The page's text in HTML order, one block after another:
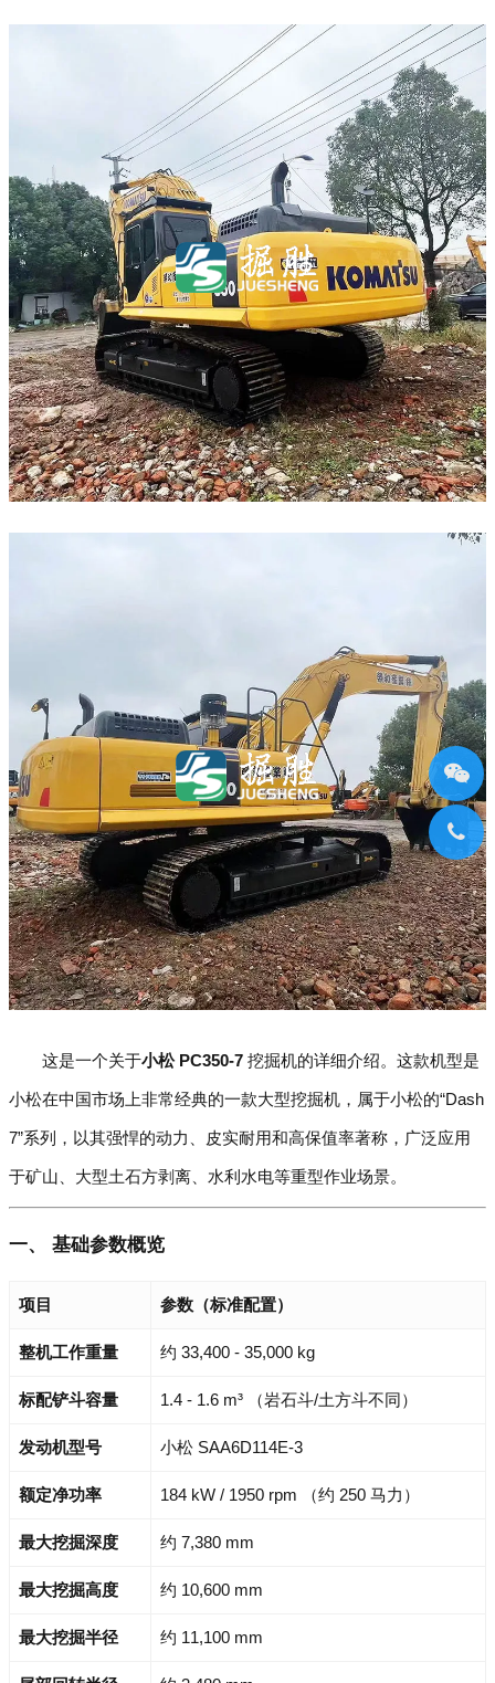
这是一个关于小松 PC350-7 挖掘机的详细介绍。这款机型是
小松在中国市场上非常经典的一款大型挖掘机，属于小松的“Dash
7”系列，以其强悍的动力、皮实耐用和高保值率著称，广泛应用
于矿山、大型土石方剥离、水利水电等重型作业场景。
一、 基础参数概览
项目 参数（标准配置）
整机工作重量 约 33,400 - 35,000 kg
标配铲斗容量 1.4 - 1.6 m³ （岩石斗/土方斗不同）
发动机型号 小松 SAA6D114E-3
额定净功率 184 kW / 1950 rpm （约 250 马力）
最大挖掘深度 约 7,380 mm
最大挖掘高度 约 10,600 mm
最大挖掘半径 约 11,100 mm